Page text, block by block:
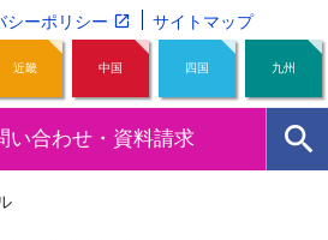
シーポリシー サイトマップ
近畿 中国 四国 九州
い合わせ・資料請求 search